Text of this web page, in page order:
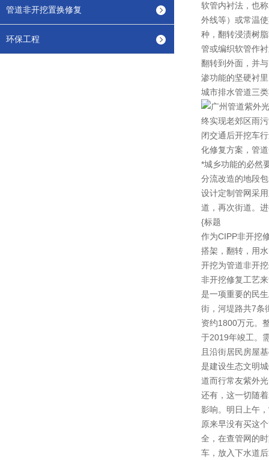
管道非开挖置换修复
环保工程
软管内衬法，也
外线等）或常温
种，翻转浸渍树
管或编织软管作
翻转到外面，并
渗功能的坚硬衬
城市排水管道三
终实现老郊区雨
闭交通后开挖车
化修复方案，管
*城乡功能的必然
分流改造的地段
设计定制管网采
道，再次街道。
{标题
作为CIPP非开挖
搭架，翻转，用
开挖为管道非开
非开挖修复工艺
是一项重要的民
街，河堤路共7条
资约1800万元。
于2019年竣工。
且沿街居民房屋
是建设生态文明
道而行常友紫外
还有，这一切随
影响。明日上午
原来早没有买这
全，在查管网的
车，放入下水道